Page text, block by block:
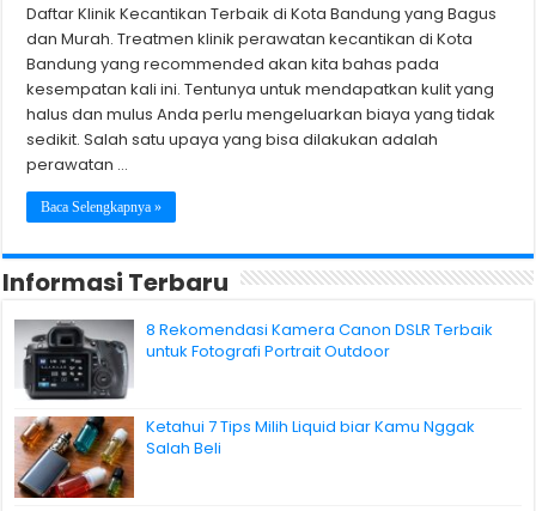
Daftar Klinik Kecantikan Terbaik di Kota Bandung yang Bagus
dan Murah. Treatmen klinik perawatan kecantikan di Kota
Bandung yang recommended akan kita bahas pada
kesempatan kali ini. Tentunya untuk mendapatkan kulit yang
halus dan mulus Anda perlu mengeluarkan biaya yang tidak
sedikit. Salah satu upaya yang bisa dilakukan adalah
perawatan …
Baca Selengkapnya »
Informasi Terbaru
8 Rekomendasi Kamera Canon DSLR Terbaik
untuk Fotografi Portrait Outdoor
Ketahui 7 Tips Milih Liquid biar Kamu Nggak
Salah Beli